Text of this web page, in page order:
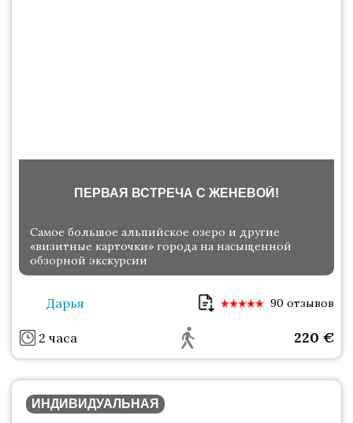
ПЕРВАЯ ВСТРЕЧА С ЖЕНЕВОЙ!
Самое большое альпийское озеро и другие
«визитные карточки» города на насыщенной
обзорной экскурсии
Дарья 90 отзывов
2 часа 220 €
ИНДИВИДУАЛЬНАЯ